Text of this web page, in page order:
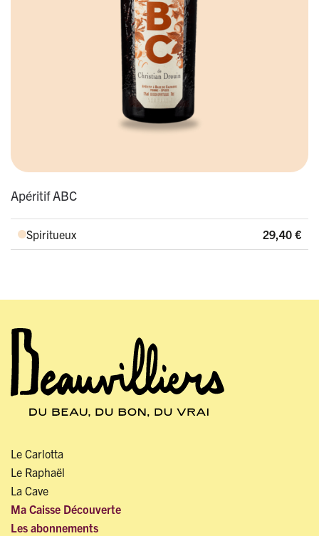
Apéritif ABC
Spiritueux 29,40 €
Le Carlotta
Le Raphaël
La Cave
Ma Caisse Découverte
Les abonnements